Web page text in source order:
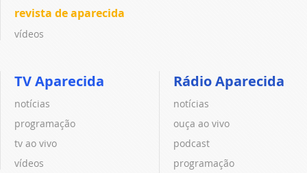
revista de aparecida
vídeos
TV Aparecida
notícias
programação
tv ao vivo
vídeos
Rádio Aparecida
notícias
ouça ao vivo
podcast
programação